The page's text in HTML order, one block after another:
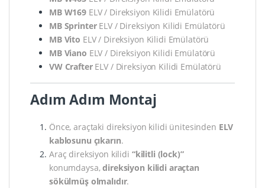
MB W169 ELV / Direksiyon Kilidi Emülatörü
MB SprinterELV / Direksiyon Kilidi Emülatörü
MB Vito ELV / Direksiyon Kilidi Emülatörü
MB Viano ELV / Direksiyon Kilidi Emülatörü
VW CrafterELV / Direksiyon Kilidi Emülatörü
Adım Adım Montaj
Önce, araçtaki direksiyon kilidi ünitesinden ELV
kablosunu çıkarın.
Araç direksiyon kilidi “kilitli (lock)”
konumdaysa,direksiyon kilidi araçtan
sökülmüş olmalıdır.